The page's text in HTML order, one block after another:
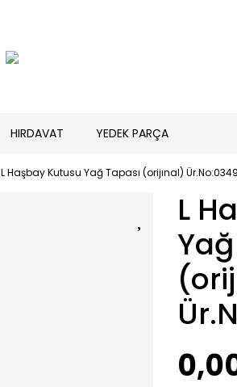
HIRDAVAT YEDEK PARÇA
L Haşbay Kutusu Yağ Tapası (orijınal)
L